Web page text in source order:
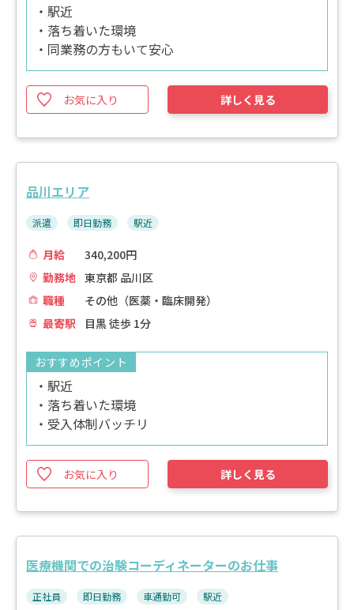
・駅近
・落ち着いた環境
・同業務の方もいて安心
お気に入り 詳しく見る
品川エリア
派遣 即日勤務 駅近
月給
340,200円
勤務地 東京都 品川区
職種
その他（医薬・臨床開発）
最寄駅
目黒 徒歩 1分
おすすめポイント
・駅近
・落ち着いた環境
・受入体制バッチリ
お気に入り 詳しく見る
医療機関での治験コーディネーターのお仕事
正社員 即日勤務 車通勤可 駅近